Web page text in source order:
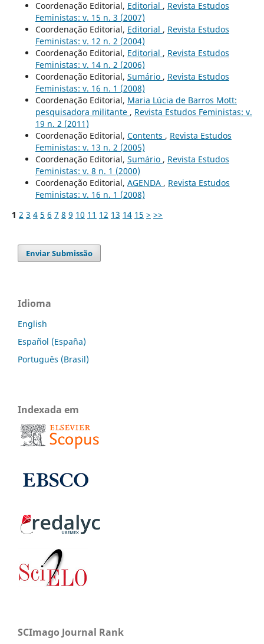
Coordenação Editorial, Editorial , Revista Estudos
Feministas: v. 15 n. 3 (2007)
Coordenação Editorial, Editorial , Revista Estudos
Feministas: v. 12 n. 2 (2004)
Coordenação Editorial, Editorial , Revista Estudos
Feministas: v. 14 n. 2 (2006)
Coordenação Editorial, Sumário , Revista Estudos
Feministas: v. 16 n. 1 (2008)
Coordenação Editorial, Maria Lúcia de Barros Mott:
pesquisadora militante , Revista Estudos Feministas: v.
19 n. 2 (2011)
Coordenação Editorial, Contents , Revista Estudos
Feministas: v. 13 n. 2 (2005)
Coordenação Editorial, Sumário , Revista Estudos
Feministas: v. 8 n. 1 (2000)
Coordenação Editorial, AGENDA , Revista Estudos
Feministas: v. 16 n. 1 (2008)
1 2 3 4 5 6 7 8 9 10 11 12 13 14 15 > >>
Enviar Submissão
Idioma
English
Español (España)
Português (Brasil)
Indexada em
SCImago Journal Rank